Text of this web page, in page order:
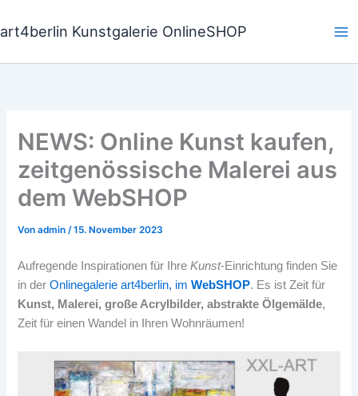
Inhalt
art4berlin Kunstgalerie OnlineSHOP
NEWS: Online Kunst kaufen,
zeitgenössische Malerei aus
dem WebSHOP
Vonadmin/15. November 2023
Aufregende Inspirationen für IhreKunst-Einrichtung finden Sie
in derOnlinegalerie art4berlin, imWebSHOP. Es ist Zeit für
Kunst, Malerei, große Acrylbilder, abstrakte Ölgemälde,
Zeit für einen Wandel in Ihren Wohnräumen!